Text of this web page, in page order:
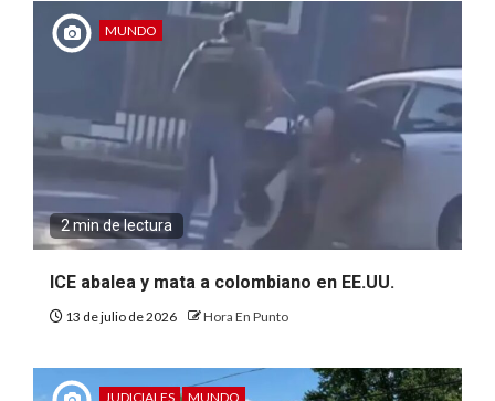
MUNDO
2 min de lectura
ICE abalea y mata a colombiano en EE.UU.
13 de julio de 2026 Hora En Punto
JUDICIALES MUNDO